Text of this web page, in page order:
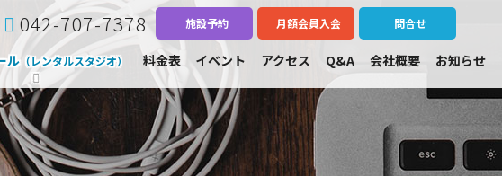
042-707-7378 施設予約 月額会員入会 問合せ
ル（レンタルスタジオ） 料金表 イベント アクセス Q&A 会社概要 お知らせ